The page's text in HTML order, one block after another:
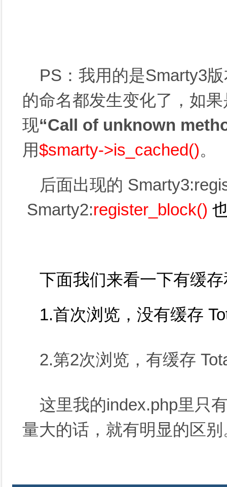
PS：我用的是Smarty3
的命名都发生变化了，如
现“Call of unknown
用$smarty->is_cached()。
后面出现的
Smarty2:register_block()
下面我们来看一下有缓
1.首次浏览，没有缓存
2.第2次浏览，有缓存
这里我的index.php里只
量大的话，就有明显的区别